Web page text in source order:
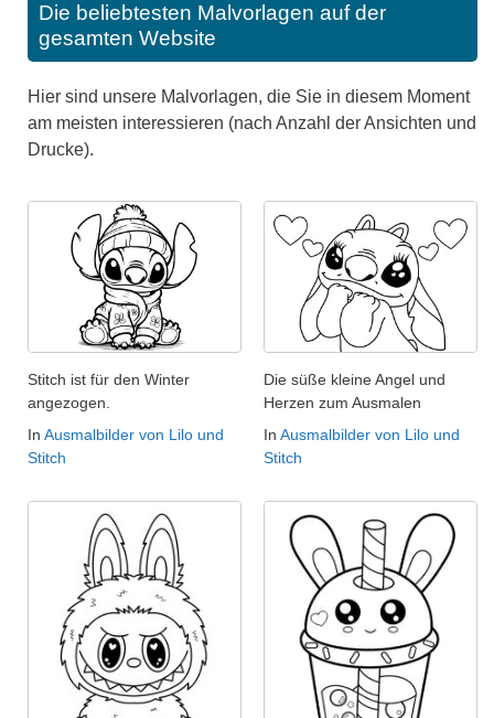
Die beliebtesten Malvorlagen auf der
gesamten Website
Hier sind unsere Malvorlagen, die Sie in diesem Moment
am meisten interessieren (nach Anzahl der Ansichten und
Drucke).
Stitch ist für den Winter
angezogen.
In Ausmalbilder von Lilo und
Stitch
Die süße kleine Angel und
Herzen zum Ausmalen
In Ausmalbilder von Lilo und
Stitch